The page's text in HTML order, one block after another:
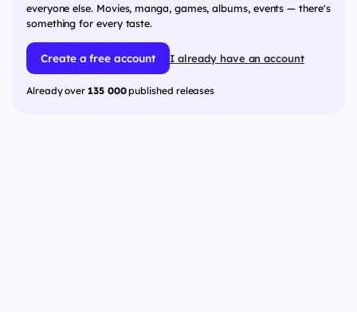
everyone else. Movies, manga, games, albums, events — there's
something for every taste.
Create a free account I already have an account
Already over 135 000published releases